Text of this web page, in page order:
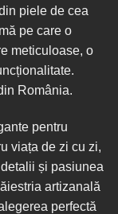
piele de cea
pe care o
meticuloase, o
România.
pentru
viața de zi cu zi,
și pasiunea
artizanală
perfectă